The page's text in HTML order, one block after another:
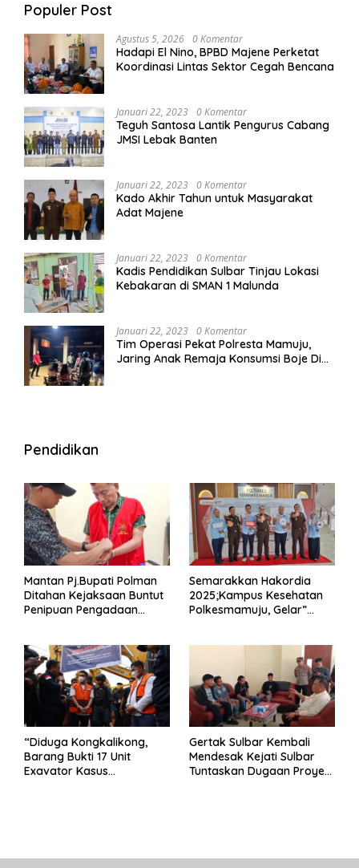
Populer Post
Agustus 5, 2026 0 Komentar
Hadapi El Nino, BPBD Majene Perketat
Koordinasi Lintas Sektor Cegah Bencana
Januari 22, 2023 0 Komentar
Teguh Santosa Lantik Pengurus Cabang
JMSI Lebak Banten
Januari 22, 2023 0 Komentar
Kado Akhir Tahun untuk Masyarakat
Adat Majene
Januari 22, 2023 0 Komentar
Kadis Pendidikan Sulbar Tinjau Lokasi
Kebakaran di SMAN 1 Malunda
Januari 22, 2023 0 Komentar
Tim Operasi Pekat Polresta Mamuju,
Jaring Anak Remaja Konsumsi Boje Di
Pendidikan
Mantan Pj.Bupati Polman
Ditahan Kejaksaan Buntut
Penipuan Pengadaan
Semarakkan Hakordia
2025;Kampus Kesehatan
Polkesmamuju, Gelar”
“Diduga Kongkalikong,
Barang Bukti 17 Unit
Exavator Kasus
Gertak Sulbar Kembali
Mendesak Kejati Sulbar
Tuntaskan Dugaan Proyek